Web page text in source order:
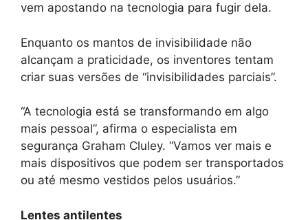
vem apostando na tecnologia para fugir dela.
Enquanto os mantos de invisibilidade não
alcançam a praticidade, os inventores tentam
criar suas versões de “invisibilidades parciais”.
“A tecnologia está se transformando em algo
mais pessoal”, afirma o especialista em
segurança Graham Cluley. “Vamos ver mais e
mais dispositivos que podem ser transportados
ou até mesmo vestidos pelos usuários.”
Lentes antilentes